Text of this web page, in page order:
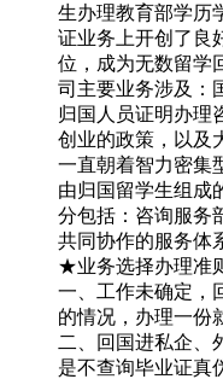
生办理教育部学历
证业务上开创了良
位，成为无数留学
司主要业务涉及：
归国人员证明办理
创业的政策，以及
一直朝着智力密集
由归国留学生组成
分包括：咨询服务
共同协作的服务体
★业务选择办理准
一、工作未确定，
的情况，办理一份
二、回国进私企、
是不查询毕业证真